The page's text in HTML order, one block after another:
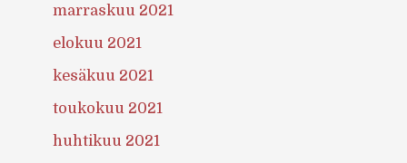
marraskuu 2021
elokuu 2021
kesäkuu 2021
toukokuu 2021
huhtikuu 2021